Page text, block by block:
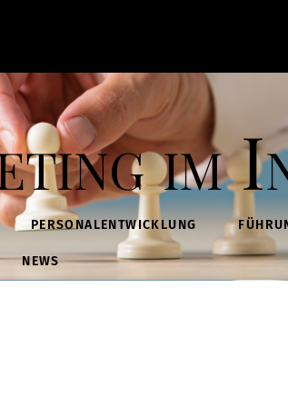
im
PERSONALENTWICKLUNG
NEWS